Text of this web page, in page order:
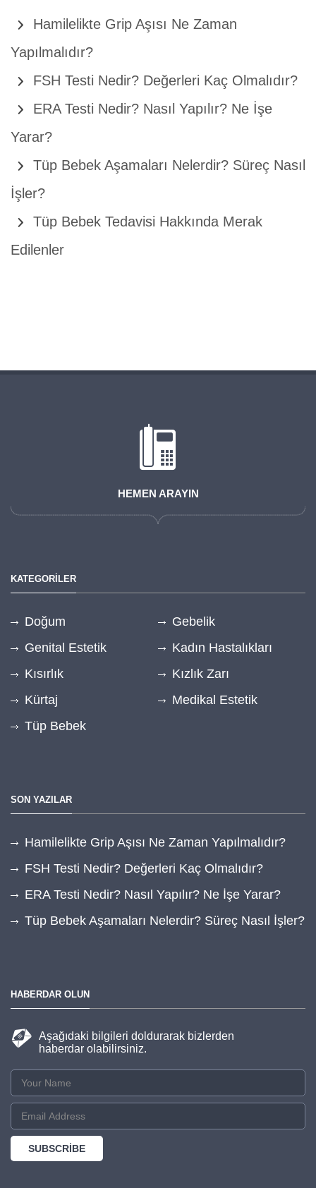
Hamilelikte Grip Aşısı Ne Zaman
Yapılmalıdır?
FSH Testi Nedir? Değerleri Kaç Olmalıdır?
ERA Testi Nedir? Nasıl Yapılır? Ne İşe
Yarar?
Tüp Bebek Aşamaları Nelerdir? Süreç Nasıl
İşler?
Tüp Bebek Tedavisi Hakkında Merak
Edilenler
HEMEN ARAYIN
KATEGORİLER
Doğum
Gebelik
Genital Estetik
Kadın Hastalıkları
Kısırlık
Kızlık Zarı
Kürtaj
Medikal Estetik
Tüp Bebek
SON YAZILAR
Hamilelikte Grip Aşısı Ne Zaman Yapılmalıdır?
FSH Testi Nedir? Değerleri Kaç Olmalıdır?
ERA Testi Nedir? Nasıl Yapılır? Ne İşe Yarar?
Tüp Bebek Aşamaları Nelerdir? Süreç Nasıl İşler?
HABERDAR OLUN
Aşağıdaki bilgileri doldurarak bizlerden
haberdar olabilirsiniz.